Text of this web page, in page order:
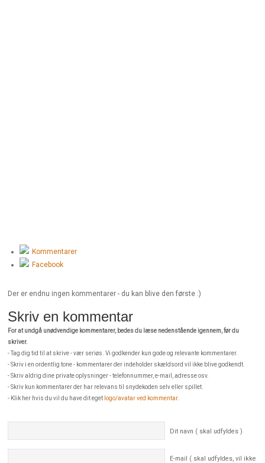
Kommentarer
Facebook
Der er endnu ingen kommentarer - du kan blive den første :)
Skriv en kommentar
For at undgå unødvendige kommentarer, bedes du læse nedenstående igennem, før du
skriver.
- Tag dig tid til at skrive - vær seriøs. Vi godkender kun gode og relevante kommentarer.
- Skriv i en ordentlig tone - kommentarer der indeholder skældsord vil ikke blive godkendt.
- Skriv aldrig dine private oplysninger - telefonnummer, e-mail, adresse osv.
- Skriv kun kommentarer der har relevans til snydekoden selv eller spillet.
- Klik her hvis du vil du have dit eget logo/avatar ved kommentar.
Dit navn ( skal udfyldes )
E-mail ( skal udfyldes, vil ikke